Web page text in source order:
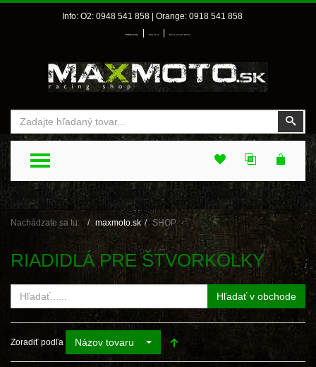
Info: O2: 0948 541 858 | Orange: 0918 541 858
Prihlásenie Môj účet Môj zoznam prianí
TOGGLE MENU
Nachádzate sa tu: maxmoto.sk SHOP
RIADIDLÁ PRE ŠTVORKOLKY
Hľadať v obchode
Zoradiť podľa Názov tovaru